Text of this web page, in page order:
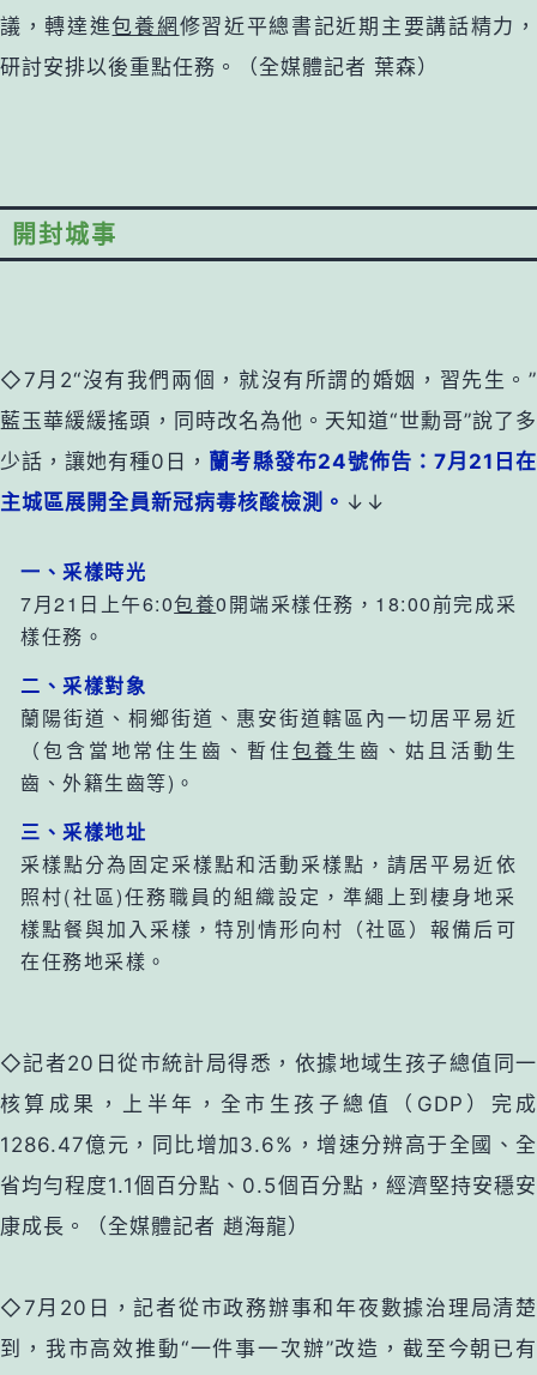
議，轉達進包養網 修習近平總書記近期主要講話精力，
研討安排以後重點任務。（全媒體記者 葉森）
開封城事
◇7月2“沒有我們兩個，就沒有所謂的婚姻，習先生。”
藍玉華緩緩搖頭，同時改名為他。天知道“世勳哥”說了多
少話，讓她有種0日， 蘭考縣發布24號佈告：7月21日在
主城區展開全員新冠病毒核酸檢測。 ↓↓
一、采樣時光
7月21日上午6:0包養0開端采樣任務，18:00前完成采
樣任務。
二、采樣對象
蘭陽街道、桐鄉街道、惠安街道轄區內一切居平易近
（包含當地常住生齒、暫住包養生齒、姑且活動生
齒、外籍生齒等)。
三、采樣地址
采樣點分為固定采樣點和活動采樣點，請居平易近依
照村(社區)任務職員的組織設定，準繩上到棲身地采
樣點餐與加入采樣，特別情形向村（社區）報備后可
在任務地采樣。
◇記者20日從市統計局得悉，依據地域生孩子總值同一
核算成果，上半年，全市生孩子總值（GDP）完成
1286.47億元，同比增加3.6%，增速分辨高于全國、全
省均勻程度1.1個百分點、0.5個百分點，經濟堅持安穩安
康成長。（全媒體記者 趙海龍）
◇7月20日，記者從市政務辦事和年夜數據治理局清楚
到，我市高效推動“一件事一次辦”改造，截至今朝已有